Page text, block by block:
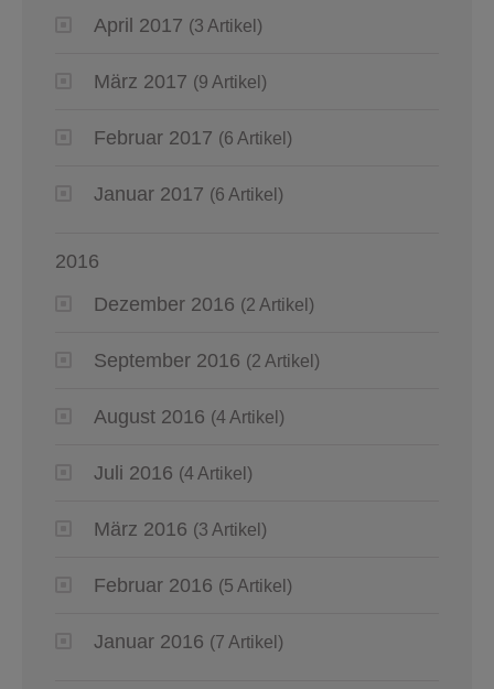
April 2017 (3 Artikel)
März 2017 (9 Artikel)
Februar 2017 (6 Artikel)
Januar 2017 (6 Artikel)
2016
Dezember 2016 (2 Artikel)
September 2016 (2 Artikel)
August 2016 (4 Artikel)
Juli 2016 (4 Artikel)
März 2016 (3 Artikel)
Februar 2016 (5 Artikel)
Januar 2016 (7 Artikel)